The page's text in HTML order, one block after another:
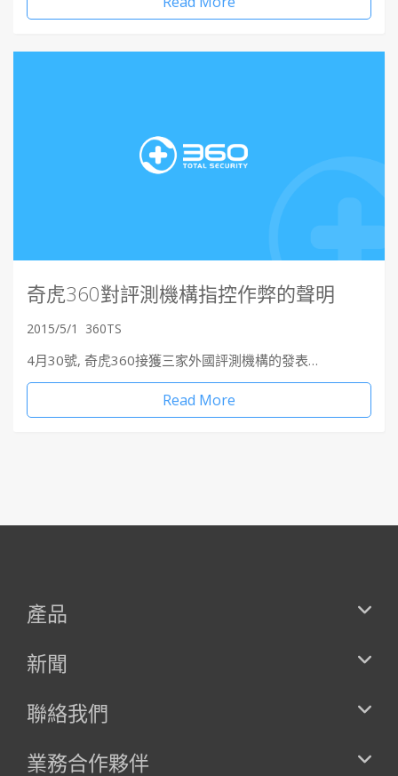
奇虎360對評測機構指控作弊的聲明
2015/5/1 360TS
4月30號, 奇虎360接獲三家外國評測機構的發表…
Read More
產品
新聞
聯絡我們
業務合作夥伴